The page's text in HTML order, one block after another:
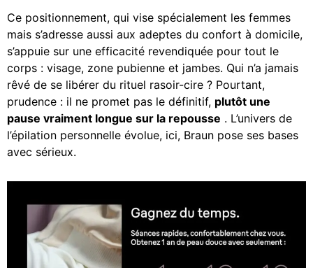
Ce positionnement, qui vise spécialement les femmes
mais s’adresse aussi aux adeptes du confort à domicile,
s’appuie sur une efficacité revendiquée pour tout le
corps : visage, zone pubienne et jambes. Qui n’a jamais
rêvé de se libérer du rituel rasoir-cire ? Pourtant,
prudence : il ne promet pas le définitif, plutôt une
pause vraiment longue sur la repousse . L’univers de
l’épilation personnelle évolue, ici, Braun pose ses bases
avec sérieux.